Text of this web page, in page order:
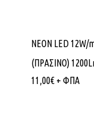
NEON LED 12W/
(ΠΡΑΣΙΝΟ)
11,00€ + ΦΠΑ